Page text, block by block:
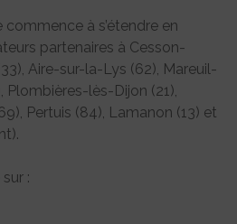
commence à s’étendre en
partenaires à Cesson-
Aire-sur-la-Lys (62), Mareuil-
Plombières-lès-Dijon (21),
Pertuis (84), Lamanon (13) et
: